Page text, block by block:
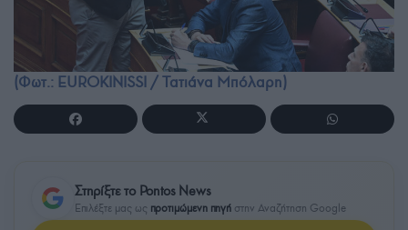
(Φωτ.: EUROKINISSI / Τατιάνα Μπόλαρη)
Στηρίξτε το Pontos News
Επιλέξτε μας ως προτιμώμενη πηγή στην Αναζήτηση Google